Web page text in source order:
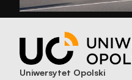
Uniwersytet Opolski